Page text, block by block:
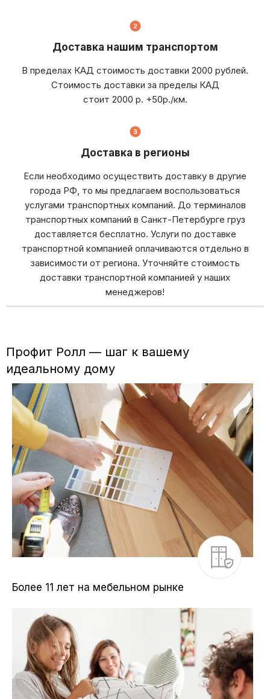
Доставка нашим транспортом
В пределах КАД стоимость доставки 2000 рублей.
Стоимость доставки за пределы КАД
стоит 2000 р. +50р./км.
Доставка в регионы
Если необходимо осуществить доставку в другие
города РФ, то мы предлагаем воспользоваться
услугами транспортных компаний. До терминалов
транспортных компаний в Санкт-Петербурге груз
доставляется бесплатно. Услуги по доставке
транспортной компанией оплачиваются отдельно в
зависимости от региона. Уточняйте стоимость
доставки транспортной компанией у наших
менеджеров!
Профит Ролл — шаг к вашему
идеальному дому
Более 11 лет на мебельном рынке